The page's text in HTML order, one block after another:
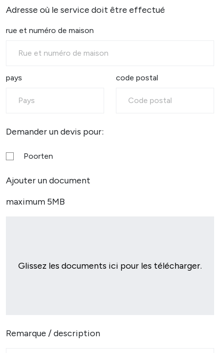
Adresse où le service doit être effectué
rue et numéro de maison
pays code postal
Demander un devis pour:
Poorten
Ajouter un document
maximum 5MB
Glissez les documents ici pour les télécharger.
Remarque / description